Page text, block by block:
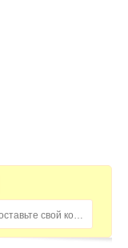
Домохозяйка, пожалуйста, оставьте свой комментарий...